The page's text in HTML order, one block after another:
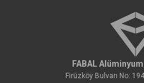
FABAL
Firüzköy Bulvarı No: